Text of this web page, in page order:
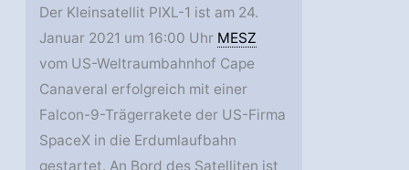
Der Kleinsatellit PIXL-1 ist am 24.
Januar 2021 um 16:00 Uhr MESZ
vom US-Weltraumbahnhof Cape
Canaveral erfolgreich mit einer
Falcon-9-Trägerrakete der US-Firma
SpaceX in die Erdumlaufbahn
gestartet. An Bord des Satelliten ist